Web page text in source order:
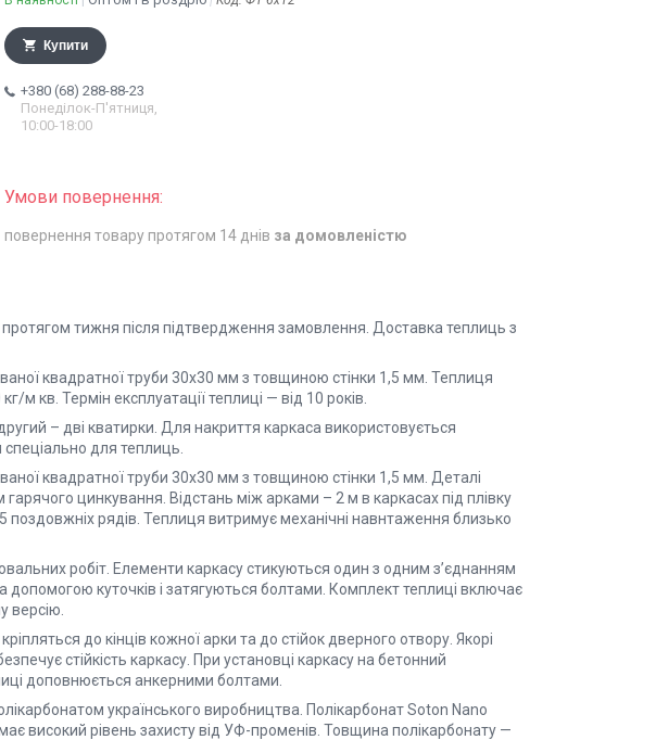
Купити
+380 (68) 288-88-23
Понеділок-П'ятниця,
10:00-18:00
повернення товару протягом 14 днів за домовленістю
тижня після підтвердження замовлення. Доставка теплиць з
квадратної труби 30х30 мм з товщиною стінки 1,5 мм. Теплиця
м кв. Термін експлуатації теплиці — від 10 років.
– дві кватирки. Для накриття каркаса використовується
для теплиць.
квадратної труби 30х30 мм з товщиною стінки 1,5 мм. Деталі
цинкування. Відстань між арками – 2 м в каркасах під плівку
поздовжніх рядів. Теплиця витримує механічні навнтаження близько
робіт. Елементи каркасу стикуються один з одним з’єднанням
допомогою куточків і затягуються болтами. Комплект теплиці включає
версію.
до кінців кожної арки та до стійок дверного отвору. Якорі
стійкість каркасу. При установці каркасу на бетонний
доповнюється анкерними болтами.
українського виробництва. Полікарбонат Soton Nano
високий рівень захисту від УФ-променів. Товщина полікарбонату —